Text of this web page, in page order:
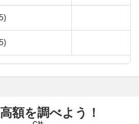
額を調べよう！